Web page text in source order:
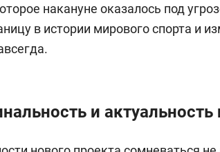
накануне оказалось под
в истории мирового спорта и
и актуальность